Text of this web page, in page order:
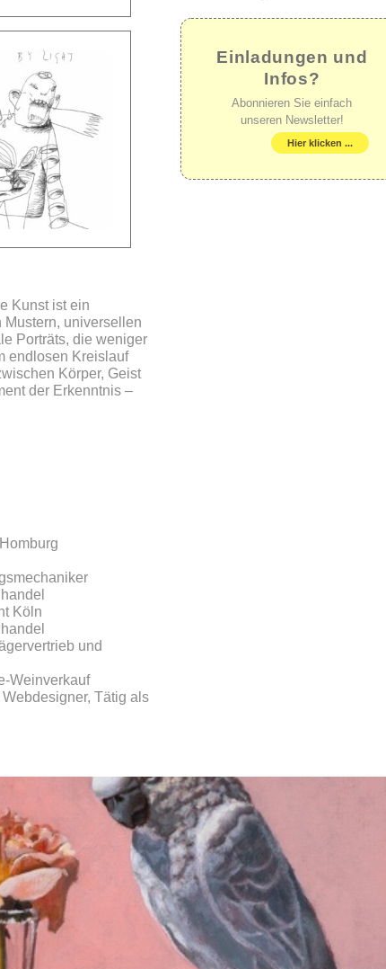
Kunst ist ein
universellen
Porträts, die weniger
endlosen Kreislauf
Körper, Geist
der Erkenntnis –
Köln
und
Weinverkauf
Tätig als
Einladungen und
Infos?
Abonnieren Sie einfach
unseren Newsletter!
Hier klicken ...